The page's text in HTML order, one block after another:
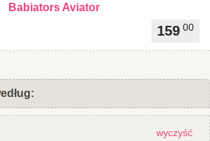
Babiators Aviator
159 00
wyczyść